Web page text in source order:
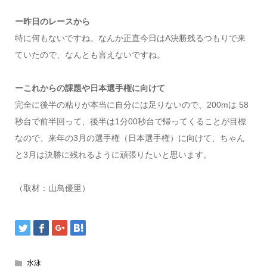
ー昨日のレースから
特に何もないですね。なんか正直今日はA決勝残るつもりで来
ていたので、なんとも言えないですね。
ーこれからの課題や日本選手権に向けて
完全に後半の粘りが本当に自分には足りないので、200mは 58
秒台で前半回って、後半は1分00秒台で帰ってくることが目標
なので、来年の3月の選手権（日本選手権）に向けて、ちゃん
と3月は決勝に残れるように頑張りたいと思います。
（取材：山鳥優里）
水泳